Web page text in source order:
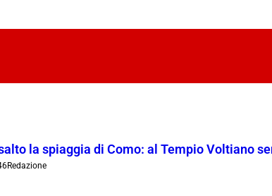
la spiaggia di Como: al Tempio Voltiano
Redazione